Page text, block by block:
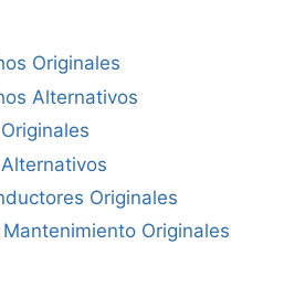
Originales
Alternativos
Originales
Originales